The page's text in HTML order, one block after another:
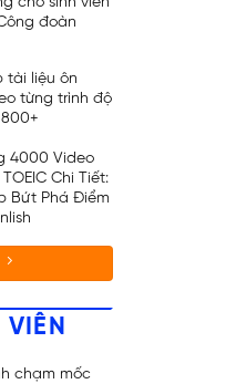
đoàn
tài liệu ôn
từng trình độ
4000 Video
Chi Tiết:
Bứt Phá Điểm
chạm mốc